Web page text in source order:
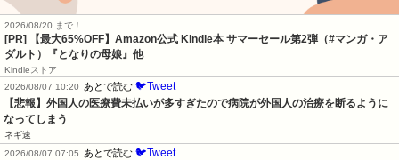
2026/08/20 まで！
[PR]
【最大65%OFF】Amazon公式 Kindle本 サマーセール第2弾（#マンガ・ア
ダルト）『となりの母娘』他
Kindleストア
2026/08/07 10:20
あとで読む 🐦Tweet
【悲報】外国人の医療費未払いが多すぎたので病院が外国人の治療を断るように
なってしまう
ネギ速
2026/08/07 07:05
あとで読む 🐦Tweet